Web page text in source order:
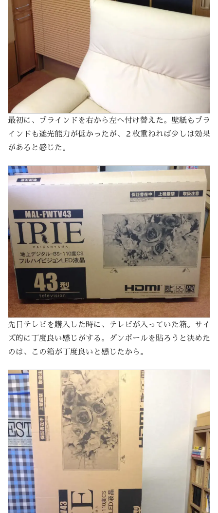
最初に、ブラインドを右から左へ付け替えた。壁紙もブラ
インドも遮光能力が低かったが、２枚重ねれば少しは効果
があると感じた。
先日テレビを購入した時に、テレビが入っていた箱。サイ
ズ的に丁度良い感じがする。ダンボールを貼ろうと決めた
のは、この箱が丁度良いと感じたから。